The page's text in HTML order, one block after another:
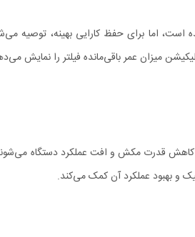
میزان عمر باقی‌مانده فیلتر را
و بهبود عملکرد آن کمک می‌کند.